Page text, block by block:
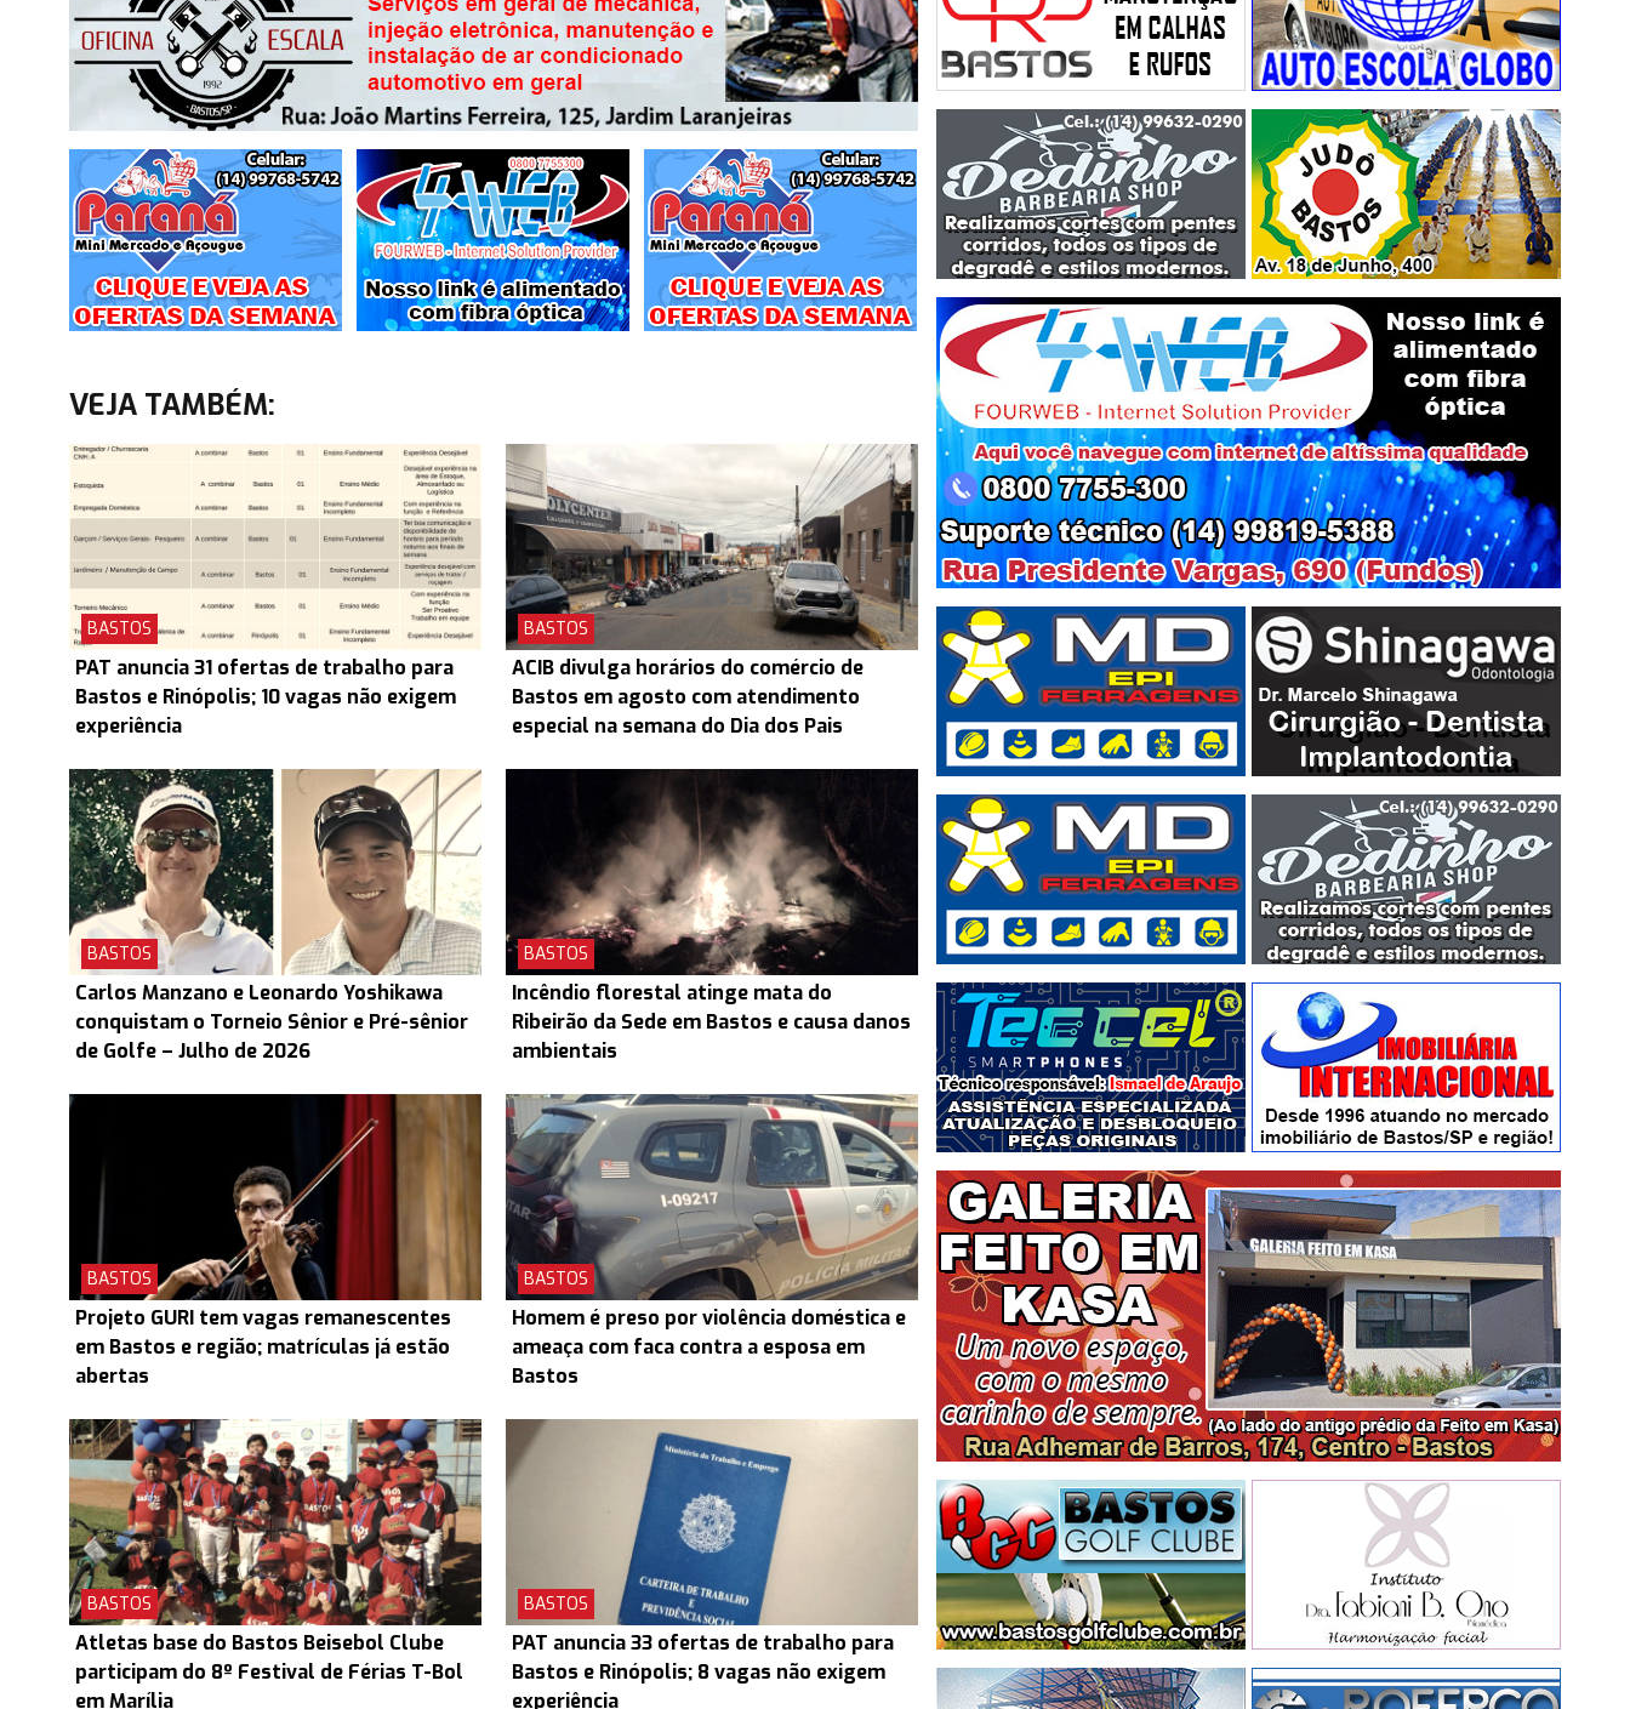
VEJA TAMBÉM:
BASTOS
PAT anuncia 31 ofertas de trabalho para
Bastos e Rinópolis; 10 vagas não exigem
experiência
BASTOS
ACIB divulga horários do comércio de
Bastos em agosto com atendimento
especial na semana do Dia dos Pais
BASTOS
Carlos Manzano e Leonardo Yoshikawa
conquistam o Torneio Sênior e Pré-sênior
de Golfe – Julho de 2026
BASTOS
Incêndio florestal atinge mata do
Ribeirão da Sede em Bastos e causa danos
ambientais
BASTOS
Projeto GURI tem vagas remanescentes
em Bastos e região; matrículas já estão
abertas
BASTOS
Homem é preso por violência doméstica e
ameaça com faca contra a esposa em
Bastos
BASTOS
Atletas base do Bastos Beisebol Clube
participam do 8º Festival de Férias T-Bol
em Marília
BASTOS
PAT anuncia 33 ofertas de trabalho para
Bastos e Rinópolis; 8 vagas não exigem
experiência